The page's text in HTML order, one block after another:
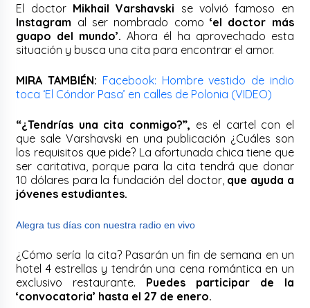
El doctor Mikhail Varshavski se volvió famoso en
Instagram al ser nombrado como‘el doctor más
guapo del mundo’.Ahora él ha aprovechado esta
situación y busca una cita para encontrar el amor.
MIRA TAMBIÉN: Facebook: Hombre vestido de indio
toca ‘El Cóndor Pasa’ en calles de Polonia (VIDEO)
“¿Tendrías una cita conmigo?”, es el cartel con el
que sale Varshavski en una publicación ¿Cuáles son
los requisitos que pide? La afortunada chica tiene que
ser caritativa, porque para la cita tendrá que donar
10 dólares para la fundación del doctor, que ayuda a
jóvenes estudiantes.
Alegra tus días con nuestra radio en vivo
¿Cómo sería la cita? Pasarán un fin de semana en un
hotel 4 estrellas y tendrán una cena romántica en un
exclusivo restaurante. Puedes participar de la
‘convocatoria’ hasta el 27 de enero.